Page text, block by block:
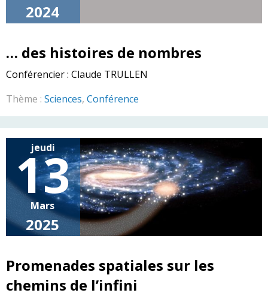
2024
… des histoires de nombres
Conférencier : Claude TRULLEN
Thème : Sciences, Conférence
jeudi
13
Mars
2025
Promenades spatiales sur les
chemins de l’infini